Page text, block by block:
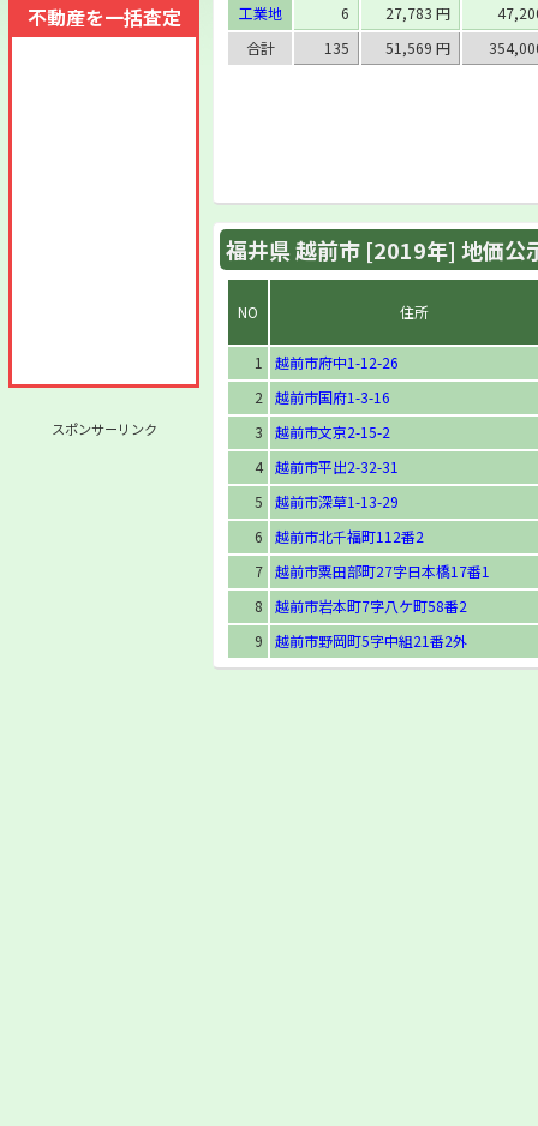
不動産を一括査定
スポンサーリンク
工業地
6 27,783 円
合計
135 51,569 円
福井県 越前市 [2019年] 地価公
NO 住所
1
越前市府中1-12-26
2
越前市国府1-3-16
3
越前市文京2-15-2
4 越前市平出2-32-31
5
越前市深草1-13-29
6
越前市北千福町112番2
7 越前市粟田部町27字日本橋17番1
8
越前市岩本町7字八ケ町58番2
9
越前市野岡町5字中組21番2外